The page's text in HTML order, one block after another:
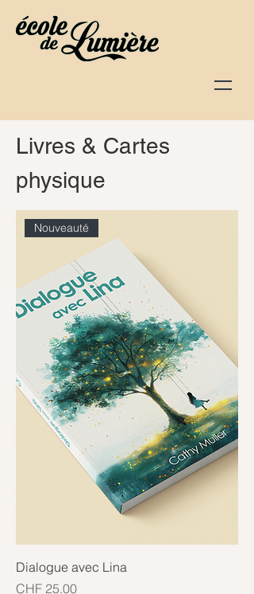
Livres & Cartes
physique
Nouveauté
Dialogue avec Lina
Price
CHF 25.00